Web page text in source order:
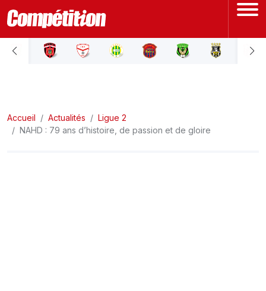
ACCUEIL
LIGUE 2
Accueil Actualités
Ligue 2
NAHD : 79 ans d’histoire, de passion et de gloire